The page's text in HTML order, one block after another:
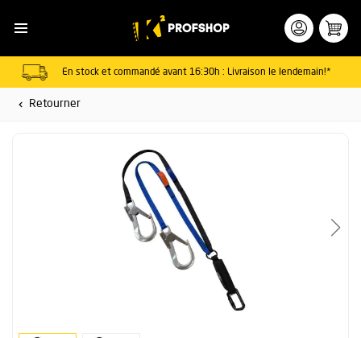
En stock et commandé avant 16:30h : Livraison le lendemain!*
Retourner